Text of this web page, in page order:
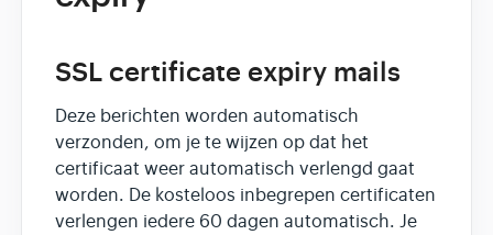
Klantenpaneel →
Hoasted.com →
SSL certificate expiry mails
Deze berichten worden automatisch
verzonden, om je te wijzen op dat het
certificaat weer automatisch verlengd gaat
worden. De kosteloos inbegrepen certificaten
verlengen iedere 60 dagen automatisch. Je